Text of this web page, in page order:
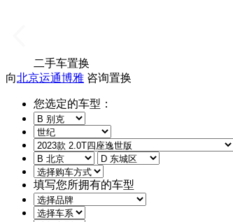
二手车置换
向北京运通博雅 咨询置换
您选定的车型：
填写您所拥有的车型